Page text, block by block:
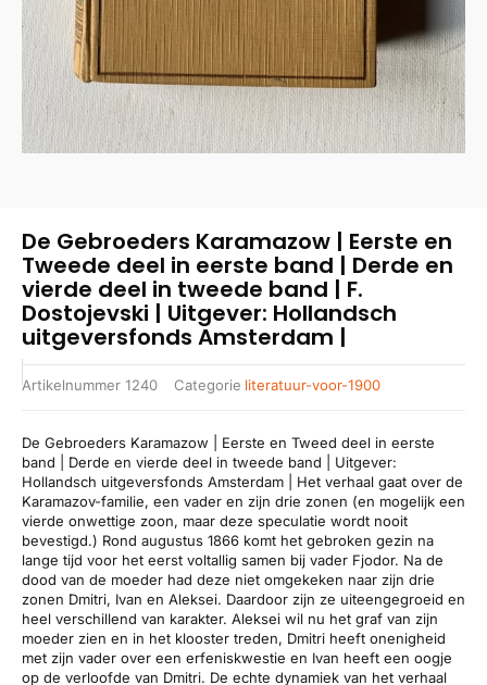
De Gebroeders Karamazow | Eerste en
Tweede deel in eerste band | Derde en
vierde deel in tweede band | F.
Dostojevski | Uitgever: Hollandsch
uitgeversfonds Amsterdam |
Artikelnummer 1240 Categorie literatuur-voor-1900
De Gebroeders Karamazow | Eerste en Tweed deel in eerste
band | Derde en vierde deel in tweede band | Uitgever:
Hollandsch uitgeversfonds Amsterdam | Het verhaal gaat over de
Karamazov-familie, een vader en zijn drie zonen (en mogelijk een
vierde onwettige zoon, maar deze speculatie wordt nooit
bevestigd.) Rond augustus 1866 komt het gebroken gezin na
lange tijd voor het eerst voltallig samen bij vader Fjodor. Na de
dood van de moeder had deze niet omgekeken naar zijn drie
zonen Dmitri, Ivan en Aleksei. Daardoor zijn ze uiteengegroeid en
heel verschillend van karakter. Aleksei wil nu het graf van zijn
moeder zien en in het klooster treden, Dmitri heeft onenigheid
met zijn vader over een erfeniskwestie en Ivan heeft een oogje
op de verloofde van Dmitri. De echte dynamiek van het verhaal